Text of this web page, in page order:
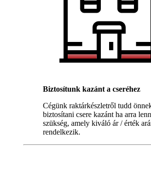
Biztosítunk kazánt a cseréhez
Cégünk raktárkészletről tudd
biztosítani csere kazánt ha arra
szükség, amely kiváló ár / érték
rendelkezik.